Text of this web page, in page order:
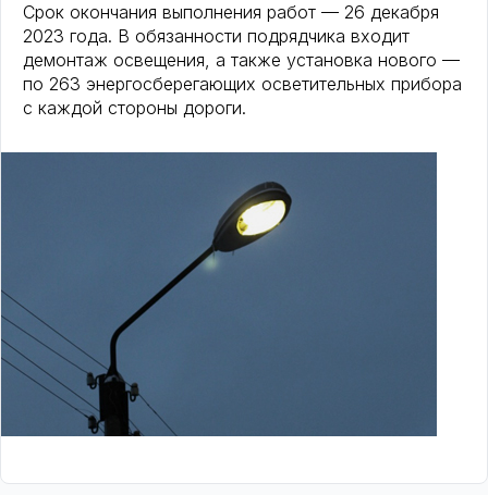
Срок окончания выполнения работ — 26 декабря
2023 года. В обязанности подрядчика входит
демонтаж освещения, а также установка нового —
по 263 энергосберегающих осветительных прибора
с каждой стороны дороги.